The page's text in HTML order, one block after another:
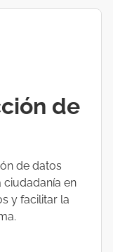
de
de datos
ciudadanía en
y facilitar la